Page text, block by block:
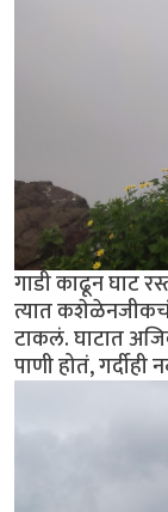
गाडी काढून घाट
त्यात
टाकलं. घाटात
पाणी होतं,